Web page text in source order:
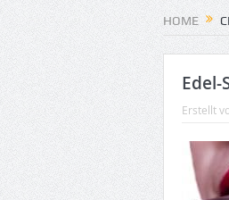
HOME
Edel-
Erstellt